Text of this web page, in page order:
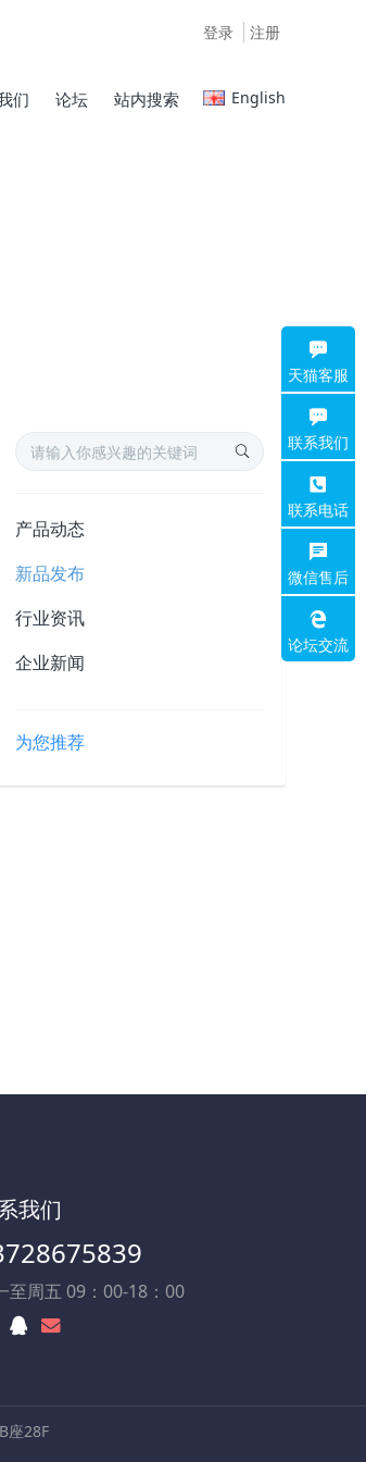
登录 注册
们 论坛 站内搜索 English
产品动态
新品发布
行业资讯
企业新闻
为您推荐
我们
至周五 09：00-18：00
座28F
天猫客服
联系我们
联系电话
微信售后
论坛交流